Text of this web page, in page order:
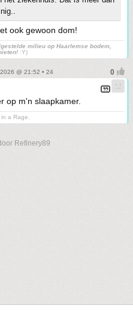
ook gewoon dom!
milieu op Haarlemse bodem,
:Y)
@ 21:52 • 24
op m'n slaapkamer.
a Rage.
Refinery89